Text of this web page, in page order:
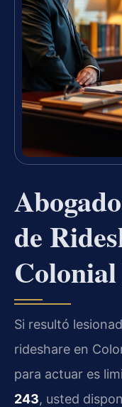
de
Si resultó
rideshare en
para actuar es
243, usted